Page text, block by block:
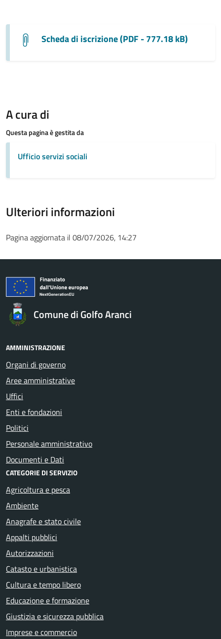
Scheda di iscrizione (PDF - 777.18 kB)
A cura di
Questa pagina è gestita da
Ufficio servizi sociali
Ulteriori informazioni
Pagina aggiornata il 08/07/2026, 14:27
Comune di Golfo Aranci
AMMINISTRAZIONE
Organi di governo
Aree amministrative
Uffici
Enti e fondazioni
Politici
Personale amministrativo
Documenti e Dati
CATEGORIE DI SERVIZIO
Agricoltura e pesca
Ambiente
Anagrafe e stato civile
Appalti pubblici
Autorizzazioni
Catasto e urbanistica
Cultura e tempo libero
Educazione e formazione
Giustizia e sicurezza pubblica
Imprese e commercio